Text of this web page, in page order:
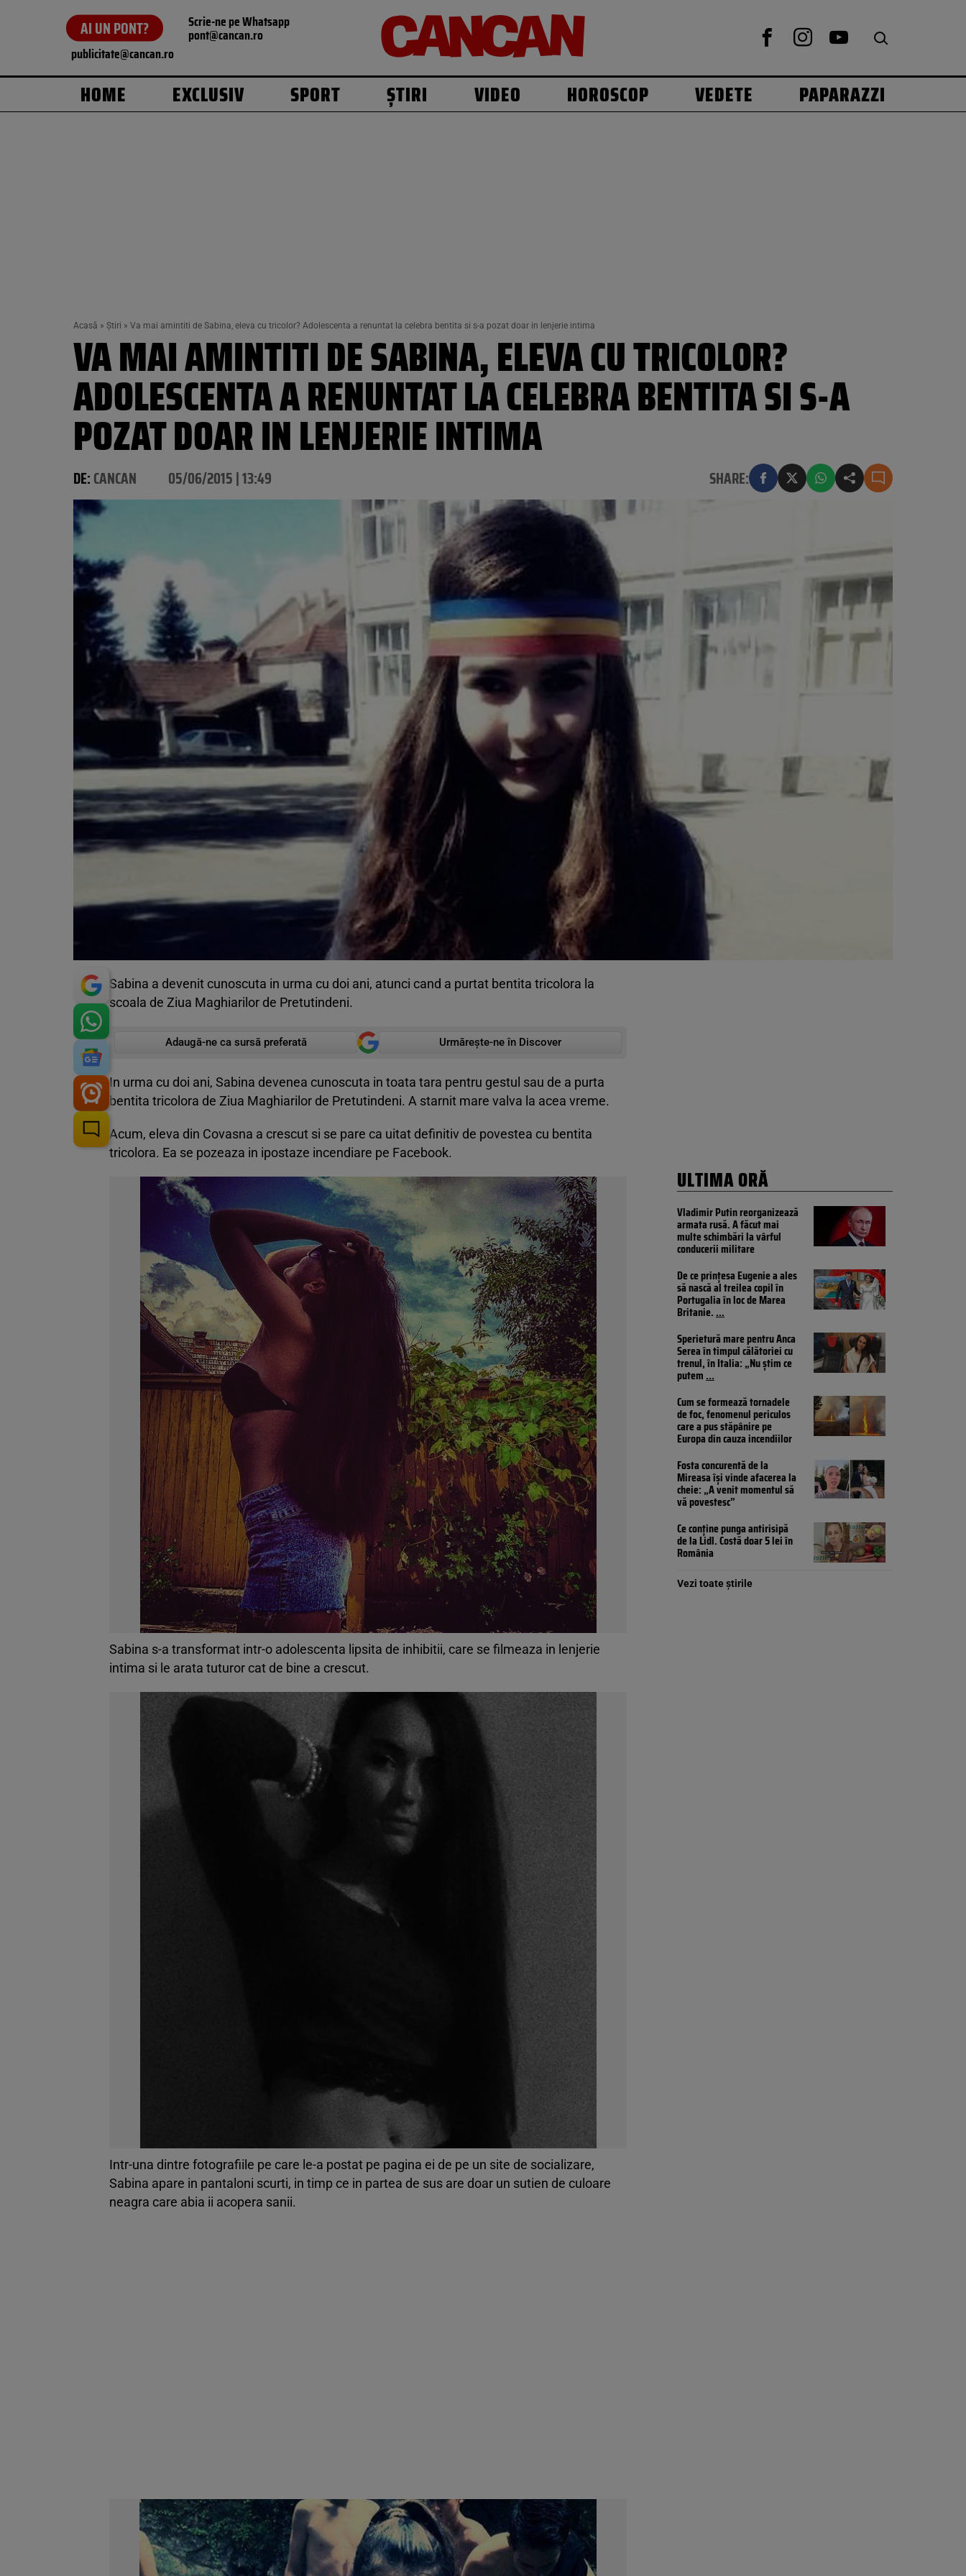
AI UN PONT? Scrie-ne pe Whatsapp
pont@cancan.ro
publicitate@cancan.ro
HOME EXCLUSIV SPORT ȘTIRI VIDEO HOROSCOP VEDETE PAPARAZZI
Acasă » Știri » Va mai amintiti de Sabina, eleva cu tricolor? Adolescenta a renuntat la celebra bentita si s-a pozat doar in lenjerie intima
VA MAI AMINTITI DE SABINA, ELEVA CU TRICOLOR?
ADOLESCENTA A RENUNTAT LA CELEBRA BENTITA SI S-A
POZAT DOAR IN LENJERIE INTIMA
DE:CANCAN 05/06/2015 | 13:49 SHARE:
Sabina a devenit cunoscuta in urma cu doi ani, atunci cand a purtat bentita tricolora la
scoala de Ziua Maghiarilor de Pretutindeni.
Adaugă-ne ca sursă preferată Urmărește-ne în Discover
In urma cu doi ani, Sabina devenea cunoscuta in toata tara pentru gestul sau de a purta
bentita tricolora de Ziua Maghiarilor de Pretutindeni. A starnit mare valva la acea vreme.
Acum, eleva din Covasna a crescut si se pare ca uitat definitiv de povestea cu bentita
tricolora. Ea se pozeaza in ipostaze incendiare pe Facebook.
Sabina s-a transformat intr-o adolescenta lipsita de inhibitii, care se filmeaza in lenjerie
intima si le arata tuturor cat de bine a crescut.
Intr-una dintre fotografiile pe care le-a postat pe pagina ei de pe un site de socializare,
Sabina apare in pantaloni scurti, in timp ce in partea de sus are doar un sutien de culoare
neagra care abia ii acopera sanii.
ULTIMA ORĂ
Vladimir Putin reorganizează
armata rusă. A făcut mai
multe schimbări la vârful
conducerii militare
De ce prințesa Eugenie a ales
să nască al treilea copil în
Portugalia în loc de Marea
Britanie....
Sperietură mare pentru Anca
Serea în timpul călătoriei cu
trenul, în Italia: „Nu știm ce
putem...
Cum se formează tornadele
de foc, fenomenul periculos
care a pus stăpânire pe
Europa din cauza incendiilor
Fosta concurentă de la
Mireasa își vinde afacerea la
cheie: „A venit momentul să
vă povestesc”
Ce conține punga antirisipă
de la Lidl. Costă doar 5 lei în
România
Vezi toate știrile